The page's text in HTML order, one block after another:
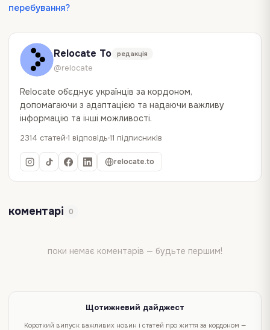
перебування?
Relocate To редакція
@relocate
Relocate об`єднує українців за кордоном,
допомагаючи з адаптацією та надаючи важливу
інформацію та інші можливості.
2314 статей 1 відповідь 11 підписників
relocate.to
коментарі 0
поки немає коментарів — будьте першим!
Щотижневий дайджест
Короткий випуск важливих новин і статей про життя за кордоном —